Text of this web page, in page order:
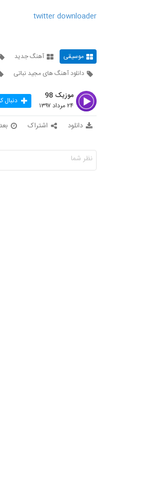
twitter downloader
موسیقی آهنگ جدید
دانلود آهنگ های مجید نباتی
موزیک 98
۲۴ مرداد ۱۳۹۷ دنبال
دانلود اشتراک